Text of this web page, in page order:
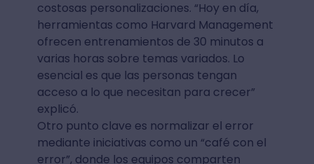
costosas personalizaciones. “Hoy en día,
herramientas como Harvard Management
ofrecen entrenamientos de 30 minutos a
varias horas sobre temas variados. Lo
esencial es que las personas tengan
acceso a lo que necesitan para crecer”
explicó.
Otro punto clave es normalizar el error
mediante iniciativas como un “café con el
error”, donde los equipos comparten